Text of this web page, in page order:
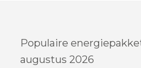
Populaire
augustus 2026